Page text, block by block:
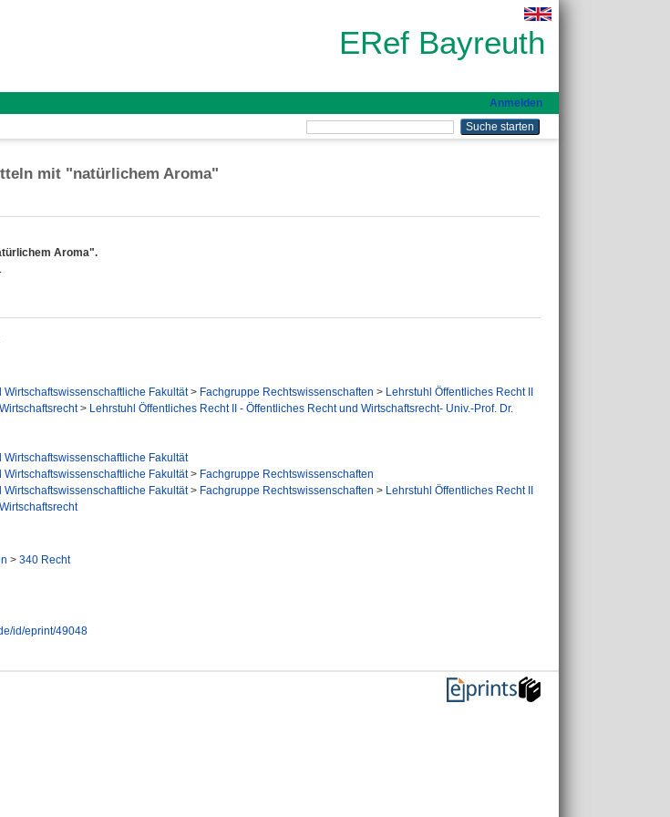
ERef Bayreuth
Anmelden
mit "natürlichem Aroma"
Aroma".
Wirtschaftswissenschaftliche Fakultät> Fachgruppe Rechtswissenschaften > Lehrstuhl Öffentliches Recht II
> Lehrstuhl Öffentliches Recht II - Öffentliches Recht und Wirtschaftsrecht- Univ.-Prof. Dr.
Wirtschaftswissenschaftliche Fakultät
Wirtschaftswissenschaftliche Fakultät> Fachgruppe Rechtswissenschaften
Wirtschaftswissenschaftliche Fakultät> Fachgruppe Rechtswissenschaften > Lehrstuhl Öffentliches Recht II
> 340 Recht
id/eprint/49048